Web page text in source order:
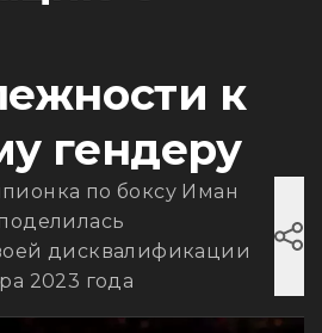
к
гендеру
по боксу Иман
дисквалификации
2023 года